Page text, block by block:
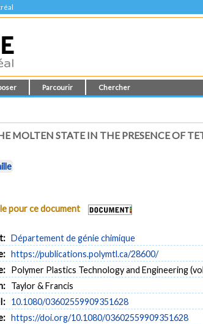
Parcourir Chercher
MOLTEN STATE IN THE PRESENCE OF
pour ce document
Département de génie chimique
https://publications.polymtl.ca/28600/
Polymer Plastics Technology and Engineering
Taylor & Francis
10.1080/03602559909351628
https://doi.org/10.1080/03602559909351628